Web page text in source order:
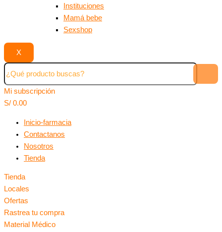
Instituciones
Mamá bebe
Sexshop
X
Mi subscripción
S/ 0.00
Inicio-farmacia
Contactanos
Nosotros
Tienda
Tienda
Locales
Ofertas
Rastrea tu compra
Material Médico